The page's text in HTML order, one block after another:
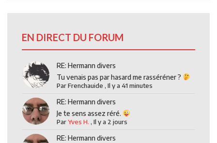
EN DIRECT DU FORUM
RE: Hermann divers
Tu venais pas par hasard me rasséréner ?
ParFrenchauide ,Il y a 41 minutes
RE: Hermann divers
Je te sens assez réré.
ParYves H. ,Il y a 2 jours
RE: Hermann divers